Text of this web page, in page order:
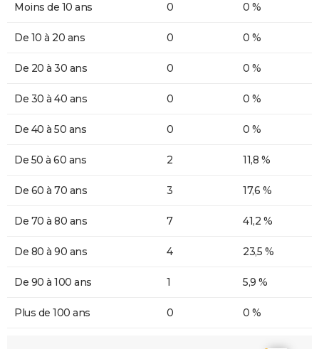
Moins de 10 ans 0 0 %
De 10 à 20 ans 0 0 %
De 20 à 30 ans 0 0 %
De 30 à 40 ans 0 0 %
De 40 à 50 ans 0 0 %
De 50 à 60 ans 2 11,8 %
De 60 à 70 ans 3 17,6 %
De 70 à 80 ans 7 41,2 %
De 80 à 90 ans 4 23,5 %
De 90 à 100 ans 1 5,9 %
Plus de 100 ans 0 0 %